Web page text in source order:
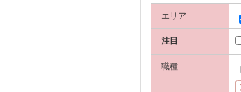
エリア
注目
職種